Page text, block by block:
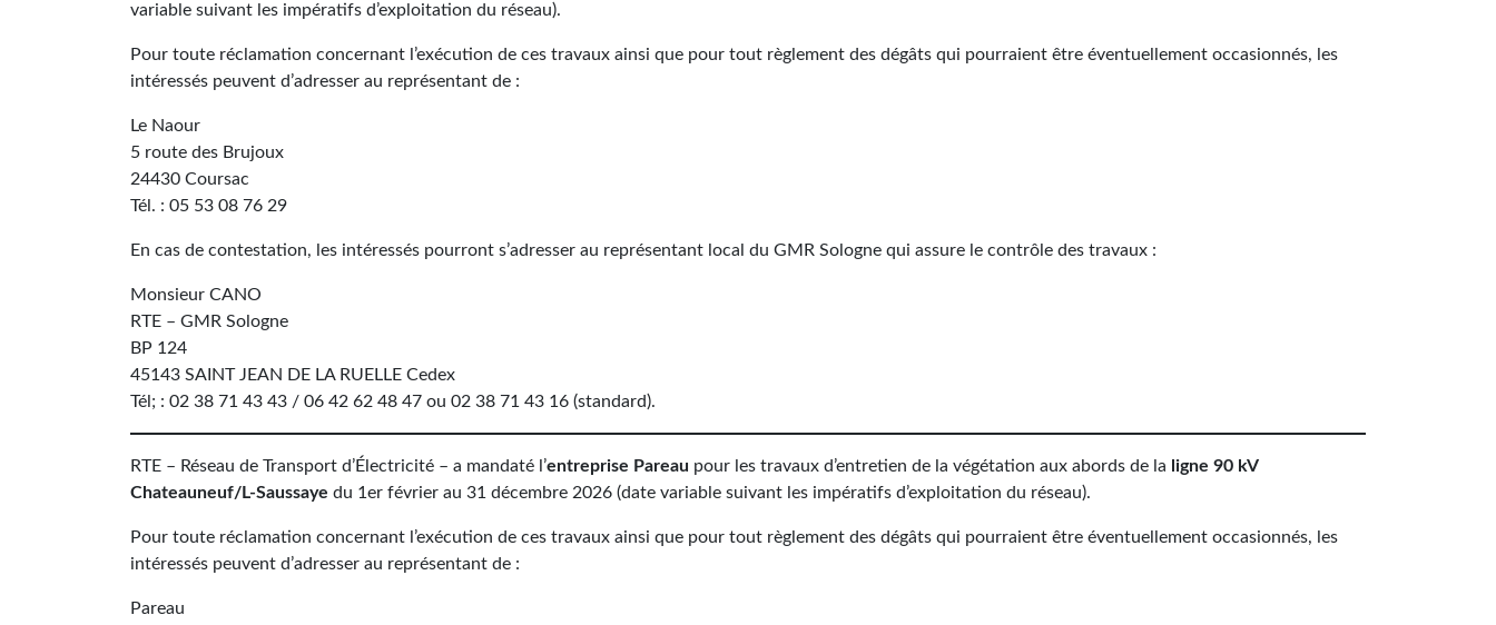
variable suivant les impératifs d’exploitation du réseau).
Pour toute réclamation concernant l’exécution de ces travaux ainsi que pour tout règlement des dégâts qui pourraient être éventuellement occasionnés, les
intéressés peuvent d’adresser au représentant de :
Le Naour
5 route des Brujoux
24430 Coursac
Tél. : 05 53 08 76 29
En cas de contestation, les intéressés pourront s’adresser au représentant local du GMR Sologne qui assure le contrôle des travaux :
Monsieur CANO
RTE – GMR Sologne
BP 124
45143 SAINT JEAN DE LA RUELLE Cedex
Tél; : 02 38 71 43 43 / 06 42 62 48 47 ou 02 38 71 43 16 (standard).
RTE – Réseau de Transport d’Électricité – a mandaté l’entreprise Pareau pour les travaux d’entretien de la végétation aux abords de la ligne 90 kV
Chateauneuf/L-Saussaye du 1er février au 31 décembre 2026 (date variable suivant les impératifs d’exploitation du réseau).
Pour toute réclamation concernant l’exécution de ces travaux ainsi que pour tout règlement des dégâts qui pourraient être éventuellement occasionnés, les
intéressés peuvent d’adresser au représentant de :
Pareau